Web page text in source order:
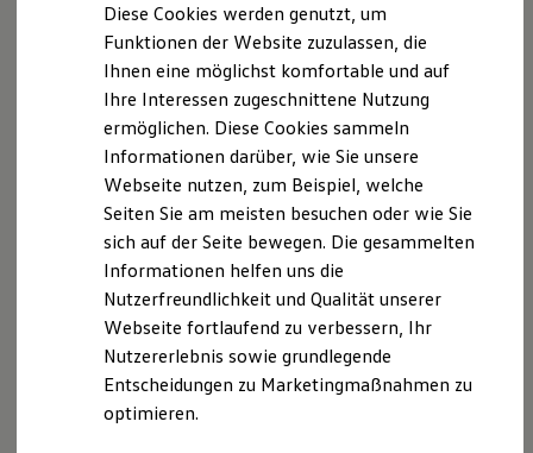
Für Privatkunden
Für Gewerbekunden
Leasing
Für Privatkunden
Für Gewerbekunden
Versicherungen & Garantien
Garantien
Kfz-Versicherung für Nutzfahrzeuge
Restschuldversicherung
Wartungsverträge
Besitzer & Service
Reparatur & Service
Sommer-Special
Reparatur, Pflege & Inspektion
Servicetermin anfragen
Service-Vorteile bei Volkswagen Nutzfahrzeuge
ServicePlus
Economy Service
Räder & Reifen Service
Ersatzfahrzeuge
Am Stremsgraben 5
39218 Schönebeck
Telefonnummer: 03928-7833
Faxnummer: 03928-783444
E-Mail:info@autodienst-schoenebeck.de
Umsatzst.-ID-Nr.: DE139491033
Registergericht: Amtsgericht Stendal HRB 101369
Hinweis gemäß § 36
Verbraucherstreitbeilegungsgesetz (VSBG)
„Wir sind zur Teilnahme an einem
Diese Cookies werden genutzt, um
Funktionen der Website zuzulassen, die
Ihnen eine möglichst komfortable und auf
Ihre Interessen zugeschnittene Nutzung
ermöglichen. Diese Cookies sammeln
Informationen darüber, wie Sie unsere
Webseite nutzen, zum Beispiel, welche
Seiten Sie am meisten besuchen oder wie Sie
sich auf der Seite bewegen. Die gesammelten
Informationen helfen uns die
Nutzerfreundlichkeit und Qualität unserer
Webseite fortlaufend zu verbessern, Ihr
Nutzererlebnis sowie grundlegende
Entscheidungen zu Marketingmaßnahmen zu
optimieren.